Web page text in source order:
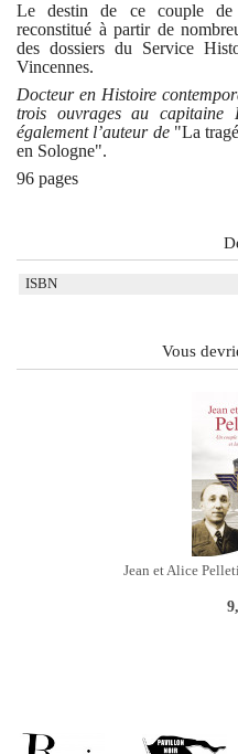
Le destin de ce couple de
reconstitué à partir de
des dossiers du Service
Vincennes.
Docteur en Histoire
trois ouvrages au
également l’auteur de "La
en Sologne".
96 pages
ISBN
Vous
Jean et Alice